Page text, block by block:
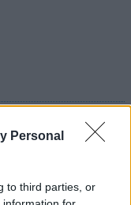
Personal
to third parties, or
par les utilisateurs
et éventuellement
de posséder